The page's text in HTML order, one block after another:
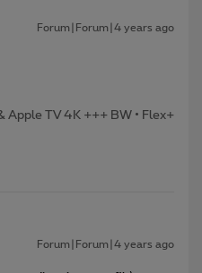
Forum|Forum|4 years ago
Apple TV 4K +++ BW • Flex+
Forum|Forum|4 years ago